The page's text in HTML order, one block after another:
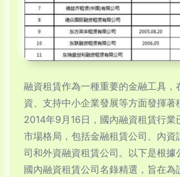
融資租賃作為一種重要的金融工具，
資、支持中小企業發展等方面發揮著
2014年9月16日，國內融資租賃行業
市場格局，包括金融租賃公司、內資
司和外資融資租賃公司。以下是根據
國內融資租賃公司名錄精選，旨在為